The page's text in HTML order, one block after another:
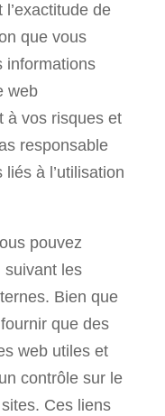
l’exactitude de
que vous
informations
web
à vos risques et
responsable
à l’utilisation
pouvez
suivant les
Bien que
que des
web utiles et
contrôle sur le
Ces liens